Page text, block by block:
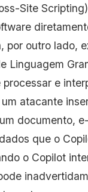
Site
por outro lado,
Linguagem
e
atacante
documento,
que o
o Copilot